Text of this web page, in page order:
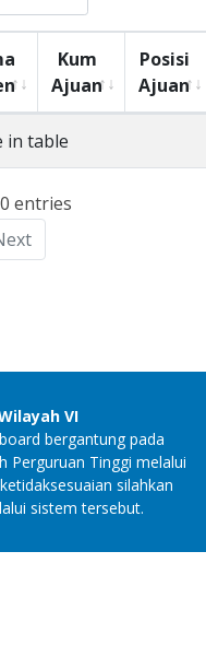
Kum
Ajuan
Posisi
Ajuan
in table
entries
VI
bergantung pada
Perguruan Tinggi melalui
silahkan
sistem tersebut.